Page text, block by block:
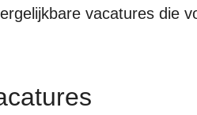
vacatures die